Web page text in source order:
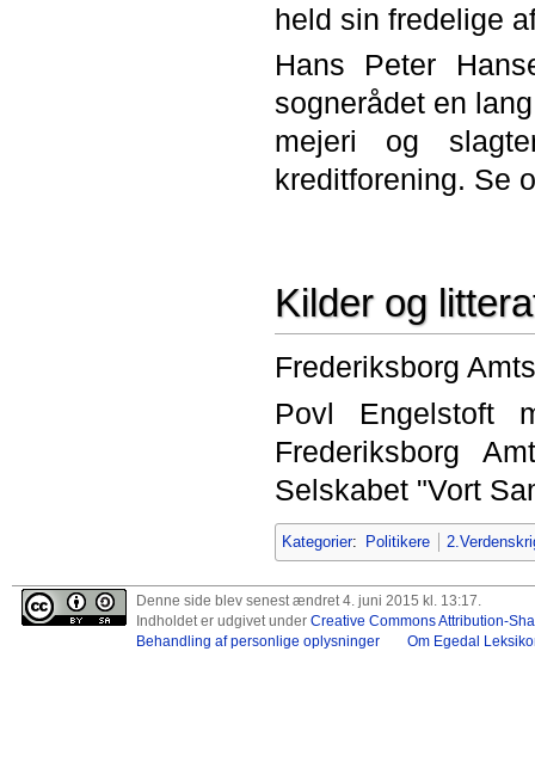
held sin fredelige
Hans Peter
sognerådet en
mejeri og
kreditforening. Se
Kilder og
Frederiksborg
Povl Engelstoft
Frederiksborg
Selskabet "Vort
Kategorier: Politikere
Denne side blev senest ændret 4. juni 2015 kl. 13:17.
Indholdet er udgivet under Creative Commons Attribution-
Behandling af personlige oplysninger
Om Egedal